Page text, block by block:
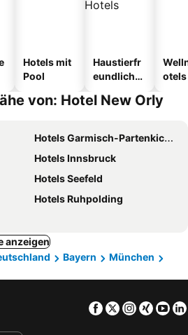
Hotels mit
Pool
Haustierfr
eundliche
otels
von: Hotel New Orly
Hotels Garmisch-Partenkichen
Hotels Innsbruck
Hotels Seefeld
Hotels Ruhpolding
anzeigen
Bayern
München
Facebook
TwitterXing